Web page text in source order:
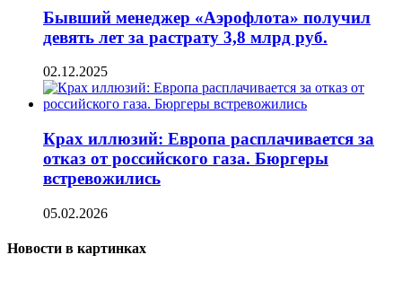
Бывший менеджер «Аэрофлота» получил
девять лет за растрату 3,8 млрд руб.
02.12.2025
Крах иллюзий: Европа расплачивается за
отказ от российского газа. Бюргеры
встревожились
05.02.2026
Новости в картинках